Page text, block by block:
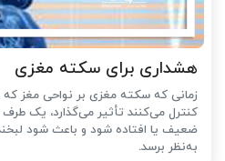
هشداری برای سکته مغزی
زمانی که سکته مغزی بر نواحی مغز
کنترل می‌کنند تأثیر می‌گذارد، یک
ضعیف یا افتاده شود و باعث شود
به‌نظر برسد.